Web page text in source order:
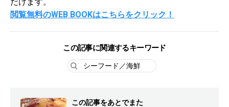
閲覧無料のWEB BOOKはこちらをクリック！
この記事に関連するキーワード
シーフード／海鮮
この記事をあとでまた